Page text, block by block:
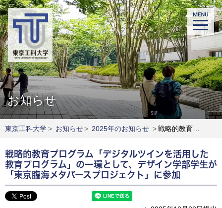
お知らせ
東京工科大学> お知らせ> 2025年のお知らせ >戦略的教育プログラム「デジタルツインを活用した教育プログラム」の一環として、デザイン学部学生が「東京臨海メタバースプロジェクト」に参加
戦略的教育プログラム「デジタルツインを活用した
教育プログラム」の一環として、デザイン学部学生が
「東京臨海メタバースプロジェクト」に参加